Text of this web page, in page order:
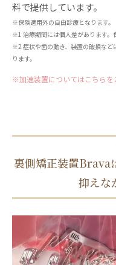
料で提供しています。
※保険適用外の自由診療となります。
※1 治療期間には個人差があります。
※2 症状や歯の動き、装置の破損など
ります。
※加速装置についてはこちらを
裏側矯正装置Brava
抑えな